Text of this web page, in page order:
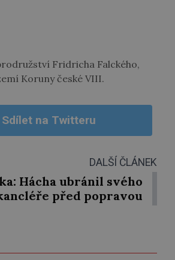
Fridricha Falckého,
Koruny české VIII.
Sdílet na Twitteru
DALŠÍ ČLÁNEK
Hácha ubránil svého
před popravou